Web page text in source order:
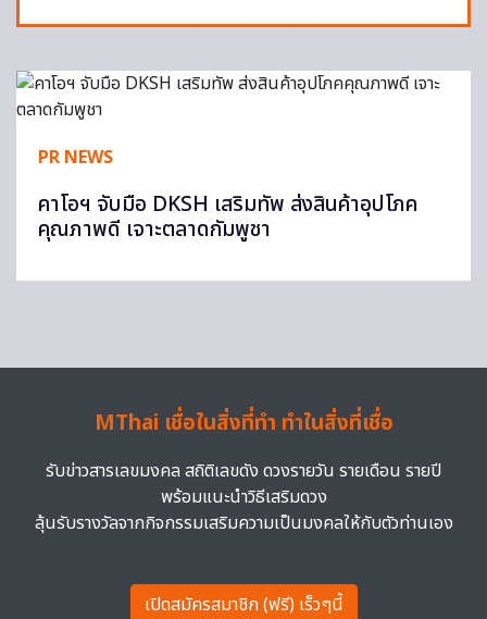
PR NEWS
คาโอฯ จับมือ DKSH เสริมทัพ ส่งสินค้าอุปโภค
คุณภาพดี เจาะตลาดกัมพูชา
MThai เชื่อในสิ่งที่ทำ ทำในสิ่งที่เชื่อ
รับข่าวสารเลขมงคล สถิติเลขดัง ดวงรายวัน รายเดือน รายปี
พร้อมแนะนำวิธีเสริมดวง
ลุ้นรับรางวัลจากกิจกรรมเสริมความเป็นมงคลให้กับตัวท่านเอง
เปิดสมัครสมาชิก (ฟรี) เร็วๆนี้